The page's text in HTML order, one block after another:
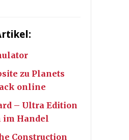
zu Planets
online
– Ultra Edition
im Handel
Construction